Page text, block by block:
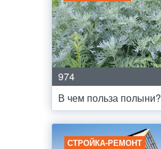
974
В чем польза полыни?
СТРОЙКА-РЕМОНТ